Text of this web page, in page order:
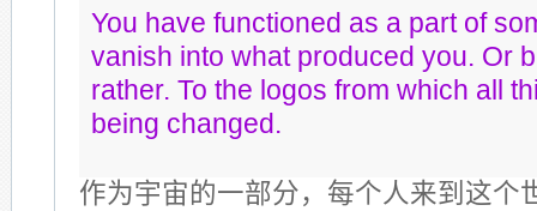
You have functioned as a part of
vanish into what produced you. Or
rather. To the logos from which all
being changed.
作为宇宙的一部分，每个人来到这个